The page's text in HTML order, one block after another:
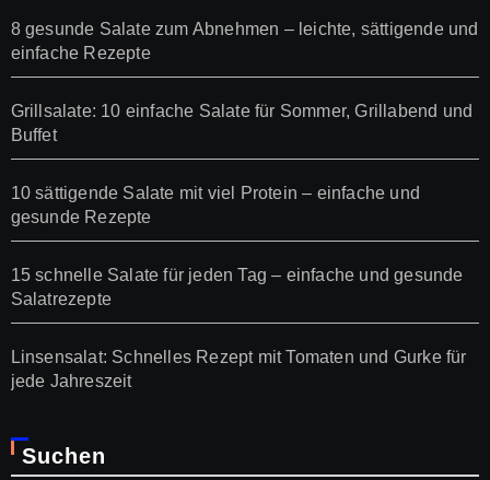
8 gesunde Salate zum Abnehmen – leichte, sättigende und
einfache Rezepte
Grillsalate: 10 einfache Salate für Sommer, Grillabend und
Buffet
10 sättigende Salate mit viel Protein – einfache und
gesunde Rezepte
15 schnelle Salate für jeden Tag – einfache und gesunde
Salatrezepte
Linsensalat: Schnelles Rezept mit Tomaten und Gurke für
jede Jahreszeit
Suchen